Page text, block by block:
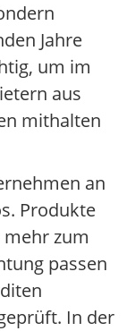
Jahre
um im
aus
mithalten
an
Produkte
zum
passen
In der